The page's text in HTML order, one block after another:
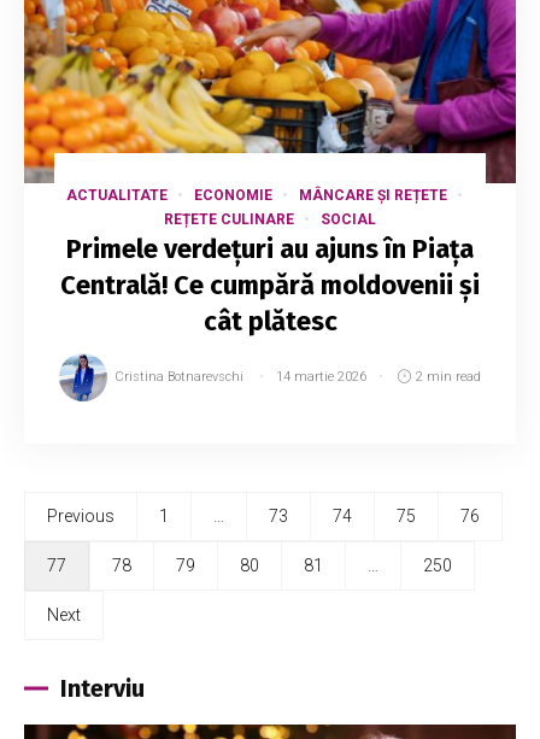
ACTUALITATE ECONOMIE
MÂNCARE ȘI REȚETE
REȚETE CULINARE
SOCIAL
Primele verdețuri au ajuns în Piața
Centrală! Ce cumpără moldovenii și
cât plătesc
Cristina Botnarevschi 14 martie 2026 2 min read
Previous 1 73 74 75 76
77 78 79 80 81 250
Next
Interviu